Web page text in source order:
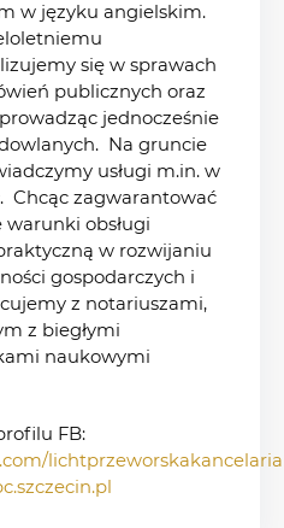
w języku angielskim.
się w sprawach
publicznych oraz
jednocześnie
Na gruncie
usługi m.in. w
Chcąc zagwarantować
obsługi
w rozwijaniu
gospodarczych i
z notariuszami,
z biegłymi
naukowymi
FB:
lichtprzeworskakancelaria